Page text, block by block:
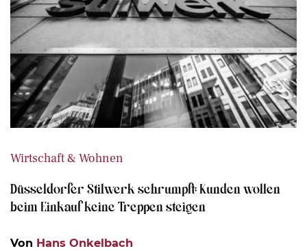
Wirtschaft & Wohnen
Düsseldorfer Stilwerk schrumpft: Kunden wollen
beim Einkauf keine Treppen steigen
Von Hans Onkelbach